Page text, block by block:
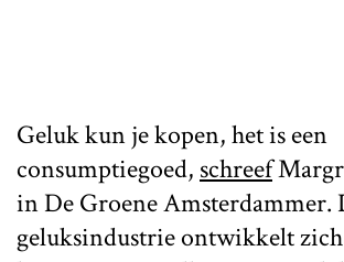
Geluk kun je kopen, het is een
consumptiegoed, schreef
in De Groene Amsterdammer.
geluksindustrie ontwikkelt